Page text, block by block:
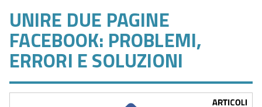
UNIRE DUE PAGINE
FACEBOOK: PROBLEMI,
ERRORI E SOLUZIONI